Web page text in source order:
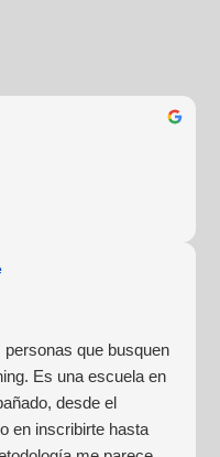
que busquen
Es una escuela en
desde el
en inscribirte hasta